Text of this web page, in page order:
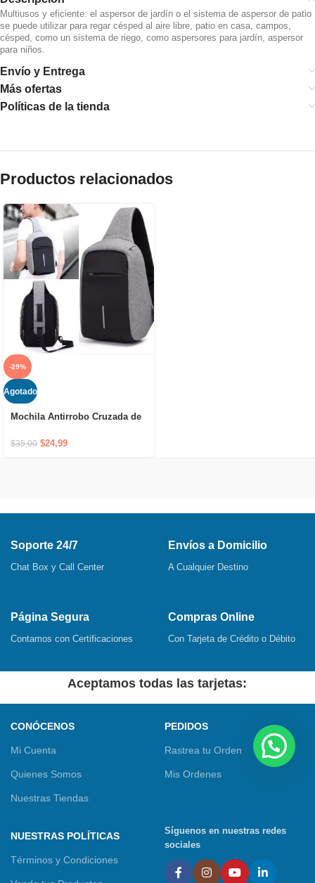
Multiusos y eficiente: el aspersor de jardín o el sistema de aspersor de patio
se puede utilizar para regar césped al aire libre, patio en casa, campos,
césped, como un sistema de riego, como aspersores para jardín, aspersor
para niños.
Envío y Entrega
Más ofertas
Políticas de la tienda
Productos relacionados
-29%
Agotado
Mochila Antirrobo Cruzada de
Puerto USB y Cierre Oculto
$35,00 $24,99
Soporte 24/7
Chat Box y Call Center
Envíos a Domicilio
A Cualquier Destino
Página Segura
Contamos con Certificaciones
Compras Online
Con Tarjeta de Crédito o Débito
Aceptamos todas las tarjetas:
CONÓCENOS
Mi Cuenta
Quienes Somos
Nuestras Tiendas
PEDIDOS
Rastrea tu Orden
Mis Ordenes
NUESTRAS POLÍTICAS
Términos y Condiciones
Síguenos en nuestras redes
sociales